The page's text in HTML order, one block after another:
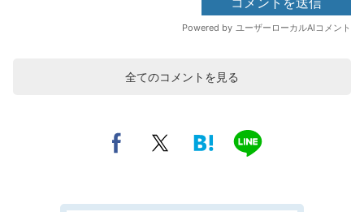
全てのコメントを見る